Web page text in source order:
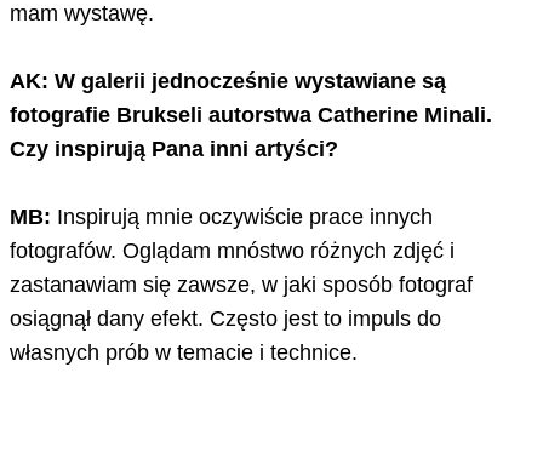
mam wystawę.
AK: W galerii jednocześnie wystawiane są
fotografie Brukseli autorstwa Catherine Minali.
Czy inspirują Pana inni artyści?
MB: Inspirują mnie oczywiście prace innych
fotografów. Oglądam mnóstwo różnych zdjęć i
zastanawiam się zawsze, w jaki sposób fotograf
osiągnął dany efekt. Często jest to impuls do
własnych prób w temacie i technice.